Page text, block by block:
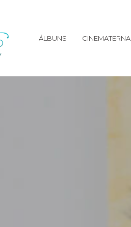
ÁLBUNS CINEMATERNA